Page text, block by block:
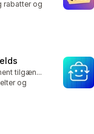
rabatter og
Gratis abonnement tilgængeligt
og